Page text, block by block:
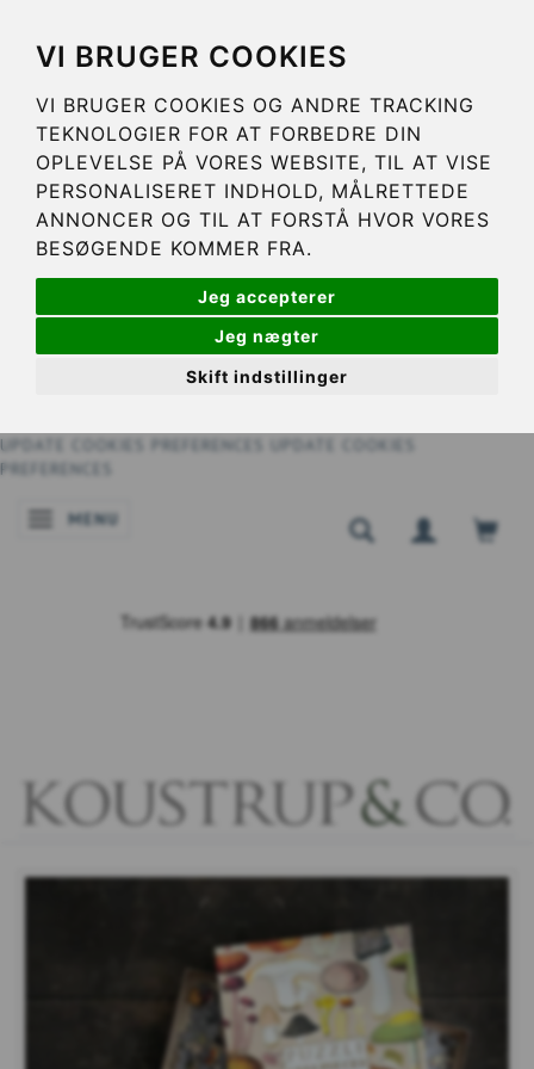
VI BRUGER COOKIES
VI BRUGER COOKIES OG ANDRE TRACKING
TEKNOLOGIER FOR AT FORBEDRE DIN
OPLEVELSE PÅ VORES WEBSITE, TIL AT VISE
PERSONALISERET INDHOLD, MÅLRETTEDE
ANNONCER OG TIL AT FORSTÅ HVOR VORES
BESØGENDE KOMMER FRA.
Jeg accepterer
Jeg nægter
Skift indstillinger
UPDATE COOKIES PREFERENCES
UPDATE COOKIES
PREFERENCES
SKIFTE NAVIGATION
MENU